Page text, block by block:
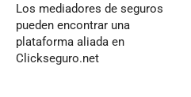
Los mediadores de seguros
pueden encontrar una
plataforma aliada en
Clickseguro.net